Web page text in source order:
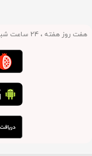
هفت روز هفته ، 24 ساعت شبانه‌روز پاسخگوی شما هستیم.